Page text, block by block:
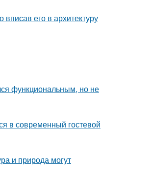
его в архитектуру
функциональным, но не
в современный гостевой
и природа могут